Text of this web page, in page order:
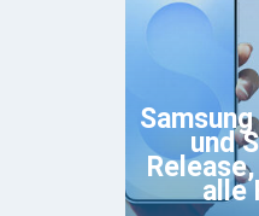
und
alle